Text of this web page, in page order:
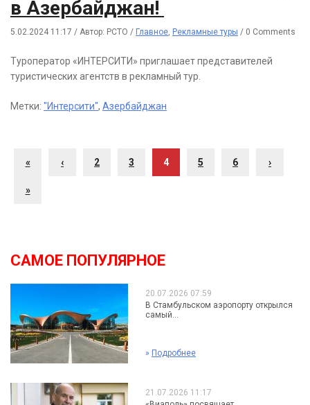
в Азербайджан!
5.02.2024 11:17 / Автор: РСТО / Главное, Рекламные туры / 0 Comments
Туроператор «ИНТЕРСИТИ» приглашает представителей
туристических агентств в рекламный тур.
Метки: "Интерсити", Азербайджан
« ‹ 2 3 4 5 6 ›
»
САМОЕ ПОПУЛЯРНОЕ
20.07.2026 07:59
В Стамбульском аэропорту открылся
самый...
» Подробнее
21.07.2026 11:17